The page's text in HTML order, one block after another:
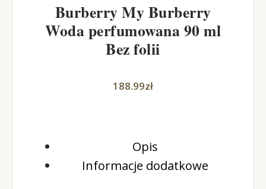
Burberry My Burberry
Woda perfumowana 90 ml
Bez folii
188.99zł
Opis
Informacje dodatkowe